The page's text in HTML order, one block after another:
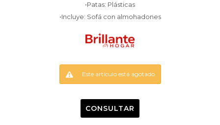
•Patas: Plásticas
•Incluye: Sofá con almohadones
Este artículo está agotado.
CONSULTAR